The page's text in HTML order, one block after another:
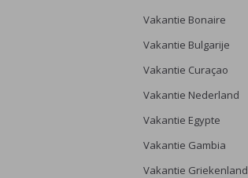
Vakantie Bonaire
Vakantie Bulgarije
Vakantie Curaçao
Vakantie Nederland
Vakantie Egypte
Vakantie Gambia
Vakantie Griekenland